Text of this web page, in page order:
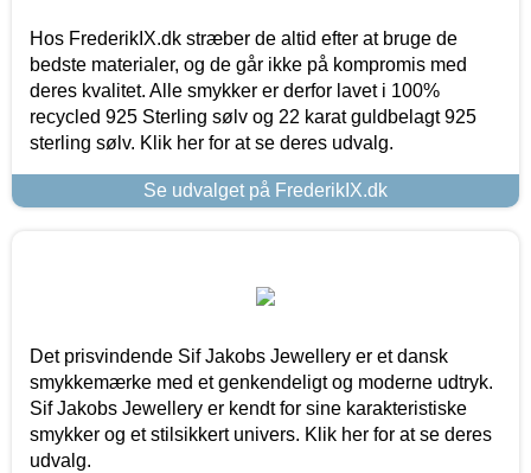
Hos FrederikIX.dk stræber de altid efter at bruge de
bedste materialer, og de går ikke på kompromis med
deres kvalitet. Alle smykker er derfor lavet i 100%
recycled 925 Sterling sølv og 22 karat guldbelagt 925
sterling sølv. Klik her for at se deres udvalg.
Se udvalget på FrederikIX.dk
Det prisvindende Sif Jakobs Jewellery er et dansk
smykkemærke med et genkendeligt og moderne udtryk.
Sif Jakobs Jewellery er kendt for sine karakteristiske
smykker og et stilsikkert univers. Klik her for at se deres
udvalg.